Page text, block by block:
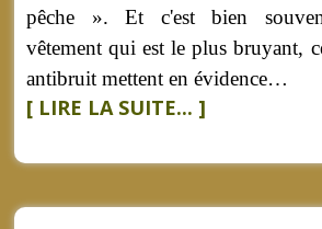
pêche ». Et c'est bien
vêtement qui est le plus bruyant,
antibruit mettent en évidence…
[ LIRE LA SUITE... ]